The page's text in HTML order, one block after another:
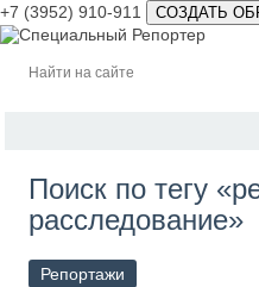
+7 (3952) 910-911 СОЗДАТЬ
Поиск по тегу
расследование»
Репортажи